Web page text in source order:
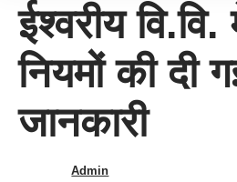
ईश्वरीय वि.वि.
नियमों की दी
जानकारी
Admin